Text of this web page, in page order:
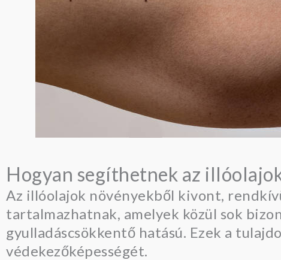
Hogyan segíthetnek az
Az illóolajok növényekből kivont,
tartalmazhatnak, amelyek közül sok
gyulladáscsökkentő hatású. Ezek a
védekezőképességét.